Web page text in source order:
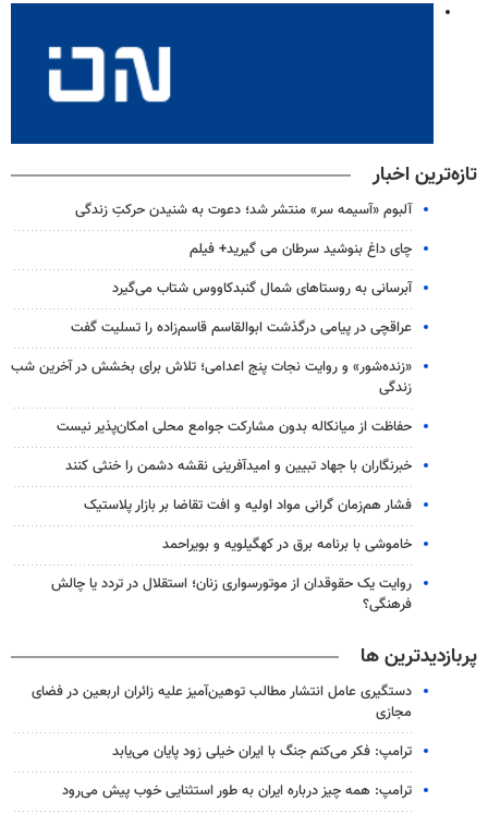
تازه‌ترین اخبار
آلبوم «آسیمه سر» منتشر شد؛ دعوت به شنیدن حرکتِ زندگی
چای داغ بنوشید سرطان می گیرید+ فیلم
آبرسانی به روستاهای شمال گنبدکاووس شتاب می‌گیرد
عراقچی در پیامی درگذشت ابوالقاسم قاسم‌زاده را تسلیت گفت
«زنده‌شور» و روایت نجات پنج اعدامی؛ تلاش برای بخشش در آخرین شب
زندگی
حفاظت از میانکاله بدون مشارکت جوامع محلی امکان‌پذیر نیست
خبرنگاران با جهاد تبیین و امیدآفرینی نقشه دشمن را خنثی کنند
فشار هم‌زمان گرانی مواد اولیه و افت تقاضا بر بازار پلاستیک
خاموشی با برنامه برق در کهگیلویه و بویراحمد
روایت یک حقوقدان از موتورسواری زنان؛ استقلال در تردد یا چالش
فرهنگی؟
پربازدیدترین ها
دستگیری عامل انتشار مطالب توهین‌آمیز علیه زائران اربعین در فضای
مجازی
ترامپ: فکر می‌کنم جنگ با ایران خیلی زود پایان می‌یابد
ترامپ: همه چیز درباره ایران به طور استثنایی خوب پیش می‌رود